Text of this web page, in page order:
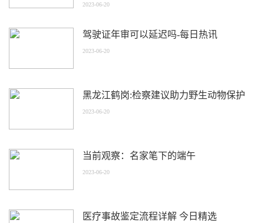
2023-06-20
驾驶证年审可以延迟吗-每日热讯
2023-06-20
黑龙江鹤岗:检察建议助力野生动物保护
2023-06-20
当前观察：名家笔下的端午
2023-06-20
医疗事故鉴定流程详解 今日精选